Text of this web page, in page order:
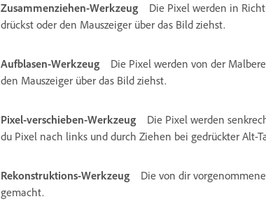
Zusammenziehen-Werkzeug
Die Pixel werden in
drückst oder den Mauszeiger über das Bild ziehst.
Aufblasen-Werkzeug
Die Pixel werden von der
den Mauszeiger über das Bild ziehst.
Pixel-verschieben-Werkzeug
Die Pixel werden
du Pixel nach links und durch Ziehen bei gedrückter Alt-
Rekonstruktions-Werkzeug
Die von dir
gemacht.